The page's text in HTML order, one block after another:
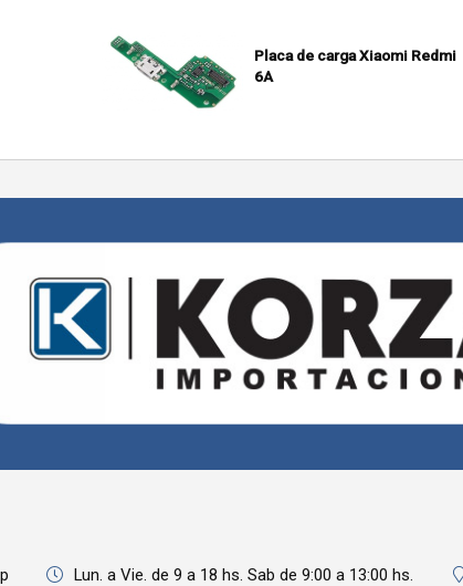
Placa de carga Xiaomi Redmi
6A
Lun. a Vie. de 9 a 18 hs. Sab de 9:00 a 13:00 hs.